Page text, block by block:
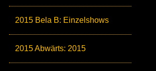
2015 Bela B: Einzelshows
2015 Abwärts: 2015